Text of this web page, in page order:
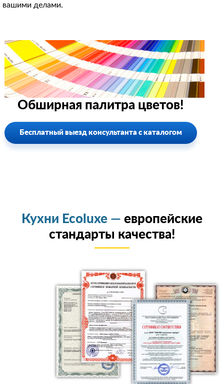
вашими делами.
Обширная палитра цветов!
Бесплатный выезд консультанта с каталогом
Кухни Ecoluxe — европейские
стандарты качества!